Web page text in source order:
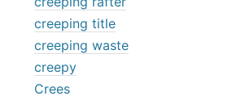
creeping title
creeping waste
creepy
Crees